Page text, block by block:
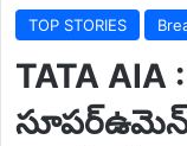
TOP STORIES
TATA